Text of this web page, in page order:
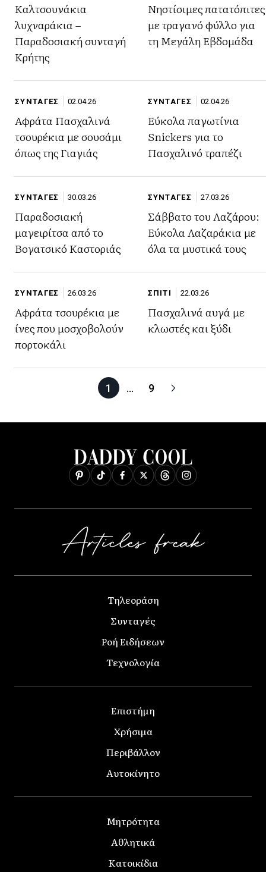
Καλτσουνάκια
λυχναράκια –
Παραδοσιακή συνταγή
Κρήτης
Νηστίσιμες πατατόπιτες
με τραγανό φύλλο για
τη Μεγάλη Εβδομάδα
ΣΥΝΤΑΓΕΣ 02.04.26
Αφράτα Πασχαλινά
τσουρέκια με σουσάμι
όπως της Γιαγιάς
ΣΥΝΤΑΓΕΣ 02.04.26
Εύκολα παγωτίνια
Snickers για το
Πασχαλινό τραπέζι
ΣΥΝΤΑΓΕΣ 30.03.26
Παραδοσιακή
μαγειρίτσα από το
Βογατσικό Καστοριάς
ΣΥΝΤΑΓΕΣ 27.03.26
Σάββατο του Λαζάρου:
Εύκολα Λαζαράκια με
όλα τα μυστικά τους
ΣΥΝΤΑΓΕΣ 26.03.26
Αφράτα τσουρέκια με
ίνες που μοσχοβολούν
πορτοκάλι
ΣΠΙΤΙ 22.03.26
Πασχαλινά αυγά με
κλωστές και ξύδι
1 … 9
Τηλεοράση
Συνταγές
Ροή Ειδήσεων
Τεχνολογία
Επιστήμη
Χρήσιμα
Περιβάλλον
Αυτοκίνητο
Μητρότητα
Αθλητικά
Κατοικίδια